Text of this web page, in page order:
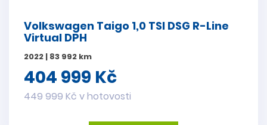
Volkswagen Taigo 1,0 TSI DSG R-Line
Virtual DPH
2022 | 83 992 km
404 999 Kč
449 999 Kč v hotovosti